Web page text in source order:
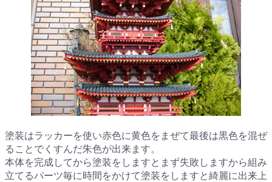
塗装はラッカーを使い赤色に黄色をまぜて最後は黒色を混ぜ
ることでくすんだ朱色が出来ます。
本体を完成してから塗装をしますとまず失敗しますから組み
立てるパーツ毎に時間をかけて塗装をしますと綺麗に出来上